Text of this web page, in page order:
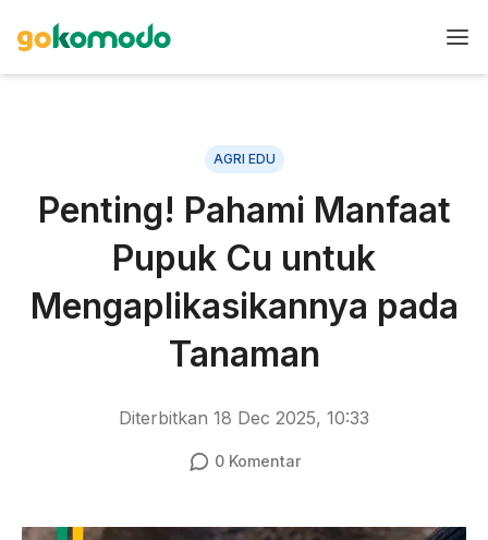
AGRI EDU
Penting! Pahami Manfaat
Pupuk Cu untuk
Mengaplikasikannya pada
Tanaman
Diterbitkan 18 Dec 2025, 10:33
0Komentar